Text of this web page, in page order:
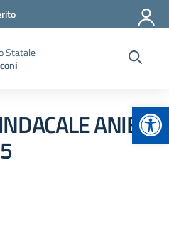
Statale
ANIEF